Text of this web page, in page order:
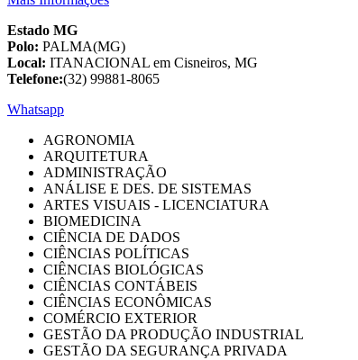
Estado MG
Polo: PALMA(MG)
Local: ITANACIONAL em Cisneiros, MG
Telefone:(32) 99881-8065
Whatsapp
AGRONOMIA
ARQUITETURA
ADMINISTRAÇÃO
ANÁLISE E DES. DE SISTEMAS
ARTES VISUAIS - LICENCIATURA
BIOMEDICINA
CIÊNCIA DE DADOS
CIÊNCIAS POLÍTICAS
CIÊNCIAS BIOLÓGICAS
CIÊNCIAS CONTÁBEIS
CIÊNCIAS ECONÔMICAS
COMÉRCIO EXTERIOR
GESTÃO DA PRODUÇÃO INDUSTRIAL
GESTÃO DA SEGURANÇA PRIVADA